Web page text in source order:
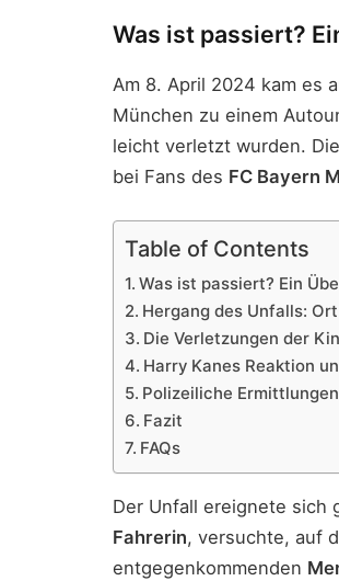
Was ist passiert?
Am 8. April 2024 kam es
München zu einem
leicht verletzt wurden.
bei Fans des FC Bayern
Table of Contents
Was ist passiert? Ein
Hergang des Unfalls:
Die Verletzungen der
Harry Kanes Reaktion
Polizeiliche
Fazit
FAQs
Der Unfall ereignete sich
Fahrerin, versuchte, auf
entgegenkommenden